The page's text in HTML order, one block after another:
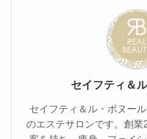
セイフティ＆
セイフティ＆ル・ボヌー
のエステサロンです。創